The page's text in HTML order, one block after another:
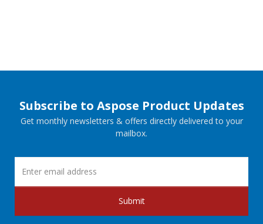
Subscribe to Aspose Product Updates
Get monthly newsletters & offers directly delivered to your
mailbox.
Submit